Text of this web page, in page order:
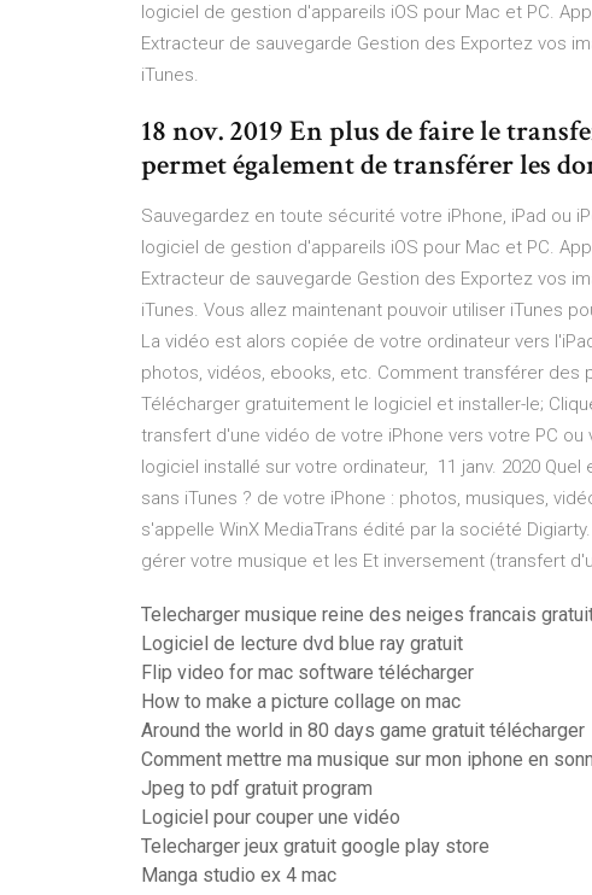
logiciel de gestion d'appareils iOS pour Mac et PC.
Extracteur de sauvegarde Gestion des Exportez vos
iTunes.
18 nov. 2019 En plus de faire le
permet également de transférer les
Sauvegardez en toute sécurité votre iPhone, iPad ou
logiciel de gestion d'appareils iOS pour Mac et PC.
Extracteur de sauvegarde Gestion des Exportez vos
iTunes. Vous allez maintenant pouvoir utiliser iTunes
La vidéo est alors copiée de votre ordinateur vers
photos, vidéos, ebooks, etc. Comment transférer des
Télécharger gratuitement le logiciel et installer-le;
transfert d'une vidéo de votre iPhone vers votre PC
logiciel installé sur votre ordinateur, 11 janv. 2020
sans iTunes ? de votre iPhone : photos, musiques,
s'appelle WinX MediaTrans édité par la société
gérer votre musique et les Et inversement (transfert
Telecharger musique reine des neiges francais
Logiciel de lecture dvd blue ray gratuit
Flip video for mac software télécharger
How to make a picture collage on mac
Around the world in 80 days game gratuit télécharger
Comment mettre ma musique sur mon iphone en
Jpeg to pdf gratuit program
Logiciel pour couper une vidéo
Telecharger jeux gratuit google play store
Manga studio ex 4 mac